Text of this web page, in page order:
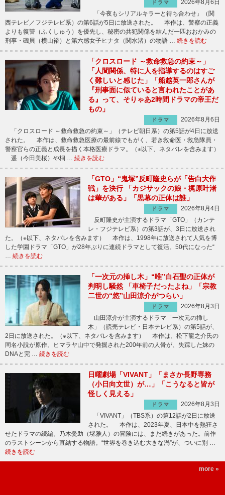
ドラマ
2026年8月6日
「今夜もシリアルキラーと待ち合わせ」（関
西テレビ／フジテレビ系）の第6話が5日に放送された。 本作は、警察の正義
よりも復讐（ふくしゅう）を優先し、秘密の共犯関係を結んだ一匹おおかみの
刑事・磯貝（横山裕）と第六感女子ヒナタ（関水渚）の物語 … 続きを読む
「クロスロード ～救命救急の約束～」
「人間関係、特に人を指導するのはすご
く難しいと感じた」「船越英一郎さんが
『刑事面に似ていると言われたことがあ
る』って、そりゃあ2時間ドラマの帝王だ
もの」
ドラマ
2026年8月6日
「クロスロード ～救命救急の約束～」（テレビ朝日系）の第5話が4日に放送
された。 本作は、救命救急医療の最前線でもがく、若き救命医・救急隊員・
警察官らの正義と成長を描く本格医療ドラマ。（※以下、ネタバレを含みます）
遥（今田美桜）や桐 … 続きを読む
「GTO」“鬼塚”反町隆史らが「告白大作
戦」を決行 「カジサックの娘・梶原叶渚
は華がある」「黒幕の正体は誰」
ドラマ
2026年8月4日
反町隆史が主演するドラマ「GTO」（カンテ
レ・フジテレビ系）の第3話が、3日に放送され
た。（※以下、ネタバレを含みます） 本作は、1998年に放送されて人気を博
した学園ドラマ「GTO」が28年ぶりに連続ドラマとして復活。50代になった“
… 続きを読む
「一次元の挿し木」“唯”白石聖の正体が
判明し騒然 「車椅子だったよね」「宗教
二世の“悠”山田涼介がつらい」
ドラマ
2026年8月3日
山田涼介が主演するドラマ「一次元の挿し
木」（読売テレビ・日本テレビ系）の第5話が、
2日に放送された。（※以下、ネタバレを含みます） 本作は、松下龍之介氏の
同名小説が原作。ヒマラヤ山中で発掘された200年前の人骨が、失踪した妹の
DNAと完 … 続きを読む
日曜劇場「VIVANT」「まさか長野専務
（小日向文世）が…」「こうなると皆が
怪しく見える」
ドラマ
2026年8月3日
「VIVANT」（TBS系）の第12話が2日に放送
された。 本作は、2023年夏、日本中を熱狂さ
せたドラマの続編。乃木憂助（堺雅人）の冒険には、まだ続きがあった。前作
のラストシーンから直結する物語。“世界を巻き込む大きな渦”が、ついに別 …
続きを読む
more »